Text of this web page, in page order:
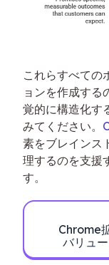
これらすべての
ョンを作成する
覚的に構造化す
みてください。
素をブレインス
理するのを支援
す。
Chrome
バリュ